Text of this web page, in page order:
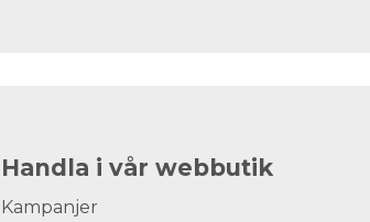
Handla i vår webbutik
Kampanjer